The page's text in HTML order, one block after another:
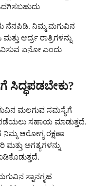
ನೆನಪಿಡಿ. ನಿಮ್ಮ ಮಗುವಿನ
ಆರ್ದ್ರ ರಾತ್ರಿಗಳನ್ನು
ಏನೋ ಎಂದು
ಸಿದ್ಧಪಡಬೇಕು?
ಮಲಗುವ ಸಮಸ್ಯೆಗೆ
ಸಹಾಯ ಮಾಡುತ್ತದೆ.
ಆರೋಗ್ಯ ರಕ್ಷಣಾ
ಅಗತ್ಯಗಳನ್ನು
ಸ್ನಾನಗೃಹ